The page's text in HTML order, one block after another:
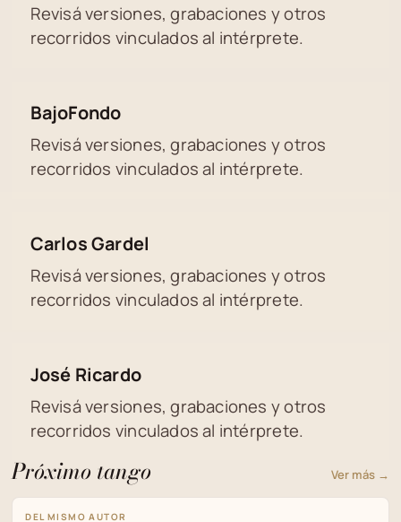
Revisá versiones, grabaciones y otros
recorridos vinculados al intérprete.
BajoFondo
Revisá versiones, grabaciones y otros
recorridos vinculados al intérprete.
Carlos Gardel
Revisá versiones, grabaciones y otros
recorridos vinculados al intérprete.
José Ricardo
Revisá versiones, grabaciones y otros
recorridos vinculados al intérprete.
Próximo tango Ver más →
DEL MISMO AUTOR